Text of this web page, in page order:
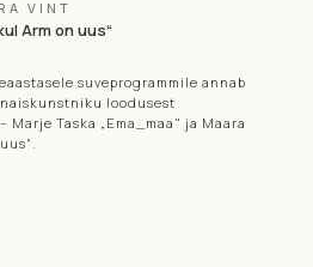
VINT
Arm on uus“
suveprogrammile annab
loodusest
Taska „Ema_maa" ja Maara